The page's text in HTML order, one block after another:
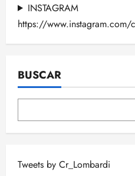
INSTAGRAM
https://
BUSCAR
Tweets by Cr_Lombardi